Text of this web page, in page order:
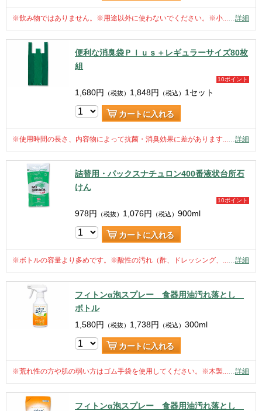
※飲み物ではありません。※用途以外に使わないでください。※小...…詳細
便利な消臭袋Ｐｌｕｓ＋レギュラーサイズ80枚
組
10ポイント
1,680円 （税抜） 1,848円 （税込） 1セット
カートに入れる
※使用時間の長さ、内容物によって抗菌・消臭効果に差があります...…詳細
詰替用・パックスナチュロン400番液状台所石
けん
10ポイント
978円 （税抜） 1,076円 （税込） 900ml
カートに入れる
※ボトルの容量より多めです。※酸性の汚れ（酢、ドレッシング、...…詳細
フィトンα泡スプレー 食器用油汚れ落とし
ボトル
1,580円 （税抜） 1,738円 （税込） 300ml
カートに入れる
※荒れ性の方や肌の弱い方はゴム手袋を使用してください。※木製...…詳細
フィトンα泡スプレー 食器用油汚れ落とし